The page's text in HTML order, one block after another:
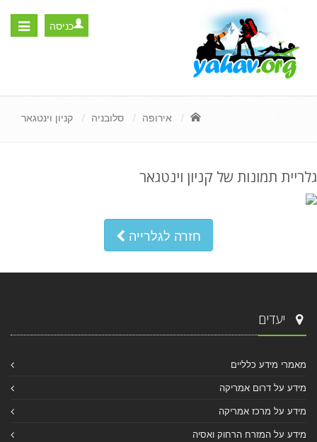
Toggle
כניסה
אירופה סלובניה קניון וינטגאר
גלריית תמונות של קניון וינטגאר
חזרה לגלרייה
יעדים
מאמרי מידע כלליים
מידע על דרום אמריקה
מידע על מרכז אמריקה
מידע על המזרח הרחוק ואסיה